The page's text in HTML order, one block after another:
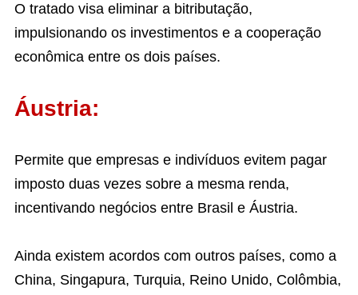
O tratado visa eliminar a bitributação,
impulsionando os investimentos e a cooperação
econômica entre os dois países.
Áustria:
Permite que empresas e indivíduos evitem pagar
imposto duas vezes sobre a mesma renda,
incentivando negócios entre Brasil e Áustria.
Ainda existem acordos com outros países, como a
China, Singapura, Turquia, Reino Unido, Colômbia,